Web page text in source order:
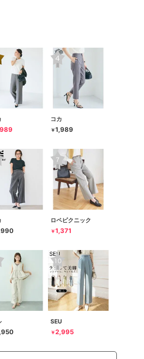
コカ
￥1,989
ロペピクニック
￥1,371
SEU
￥2,995